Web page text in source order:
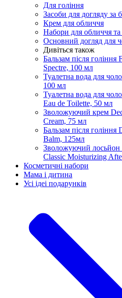
Для гоління
Засоби для догляду за
Крем для обличчя
Набори для обличчя та
Основний догляд для
Дивіться також
Бальзам після
Spectre, 100 мл
Туалетна вода для
100 мл
Туалетна вода для
Eau de Toilette, 50 мл
Зволожуючий крем
Cream, 75 мл
Бальзам після
Balm, 125мл
Зволожуючий лосьйон
Classic Moisturizing
Косметичні набори
Мама і дитина
Усi iдеi подарункiв